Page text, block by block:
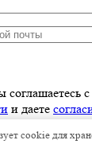
с
и даете
cookie для